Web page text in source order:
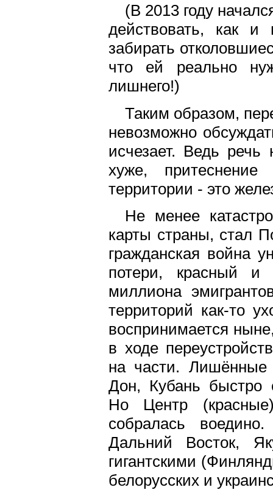
(В 2013 году
действовать, как
забирать
что ей реально
лишнего!)
Таким образом,
невозможно
исчезает. Ведь
хуже,
территории - это
Не менее
карты страны, стал
гражданская война
потери, красный
миллиона
территорий как-то
воспринимается
в ходе
на части. Лишённые
Дон, Кубань быстро
Но Центр
собралась
Дальний Восток,
гигантскими
белорусских и